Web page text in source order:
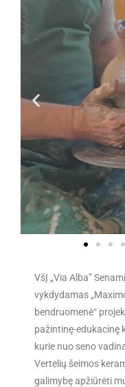
VšĮ „Via Alba”
vykdydamas
bendruomenė“
pažintinę-edukacinę
kurie nuo seno
Vertelių šeimos
galimybę apžiūrėti